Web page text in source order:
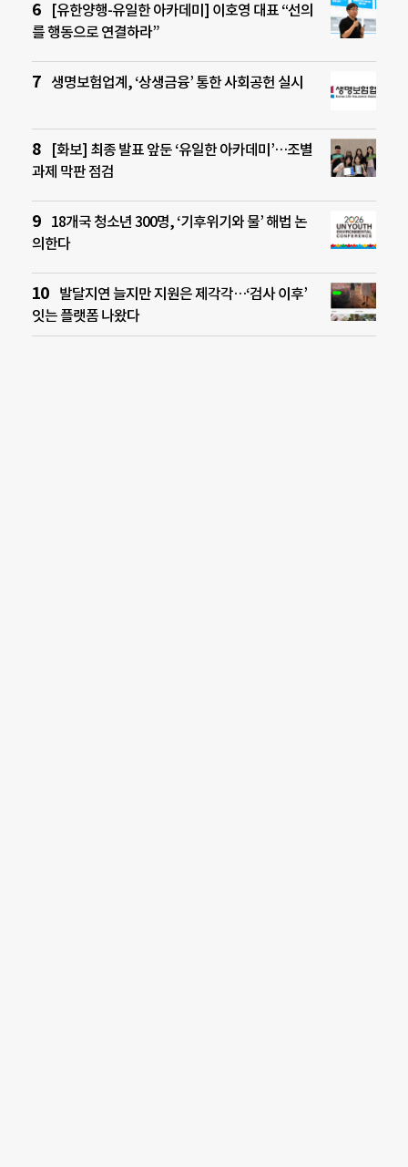
[유한양행-유일한 아카데미] 이호영 대표 “선의
를 행동으로 연결하라”
생명보험업계, ‘상생금융’ 통한 사회공헌 실시
[화보] 최종 발표 앞둔 ‘유일한 아카데미’…조별
과제 막판 점검
18개국 청소년 300명, ‘기후위기와 물’ 해법 논
의한다
발달지연 늘지만 지원은 제각각…‘검사 이후’
잇는 플랫폼 나왔다